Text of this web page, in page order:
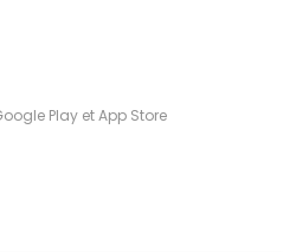
Play et App Store